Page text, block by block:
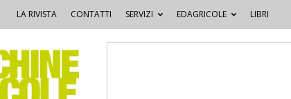
LA RIVISTA CONTATTI SERVIZI EDAGRICOLE LIBRI